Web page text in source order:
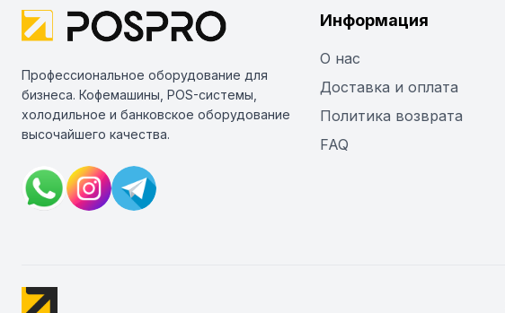
Профессиональное оборудование для
бизнеса. Кофемашины, POS-системы,
холодильное и банковское оборудование
высочайшего качества.
Информация
О нас
Доставка и оплата
Политика возврата
FAQ